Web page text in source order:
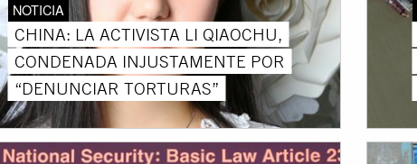
NOTICIA
CHINA: LA ACTIVISTA LI QIAOCHU,
CONDENADA INJUSTAMENTE POR
“DENUNCIAR TORTURAS”